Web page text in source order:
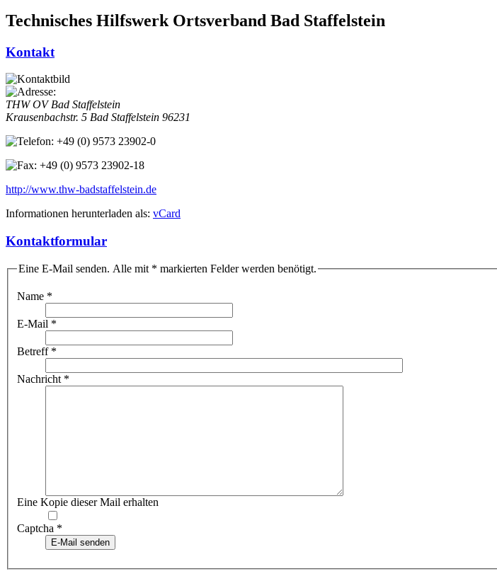
Technisches Hilfswerk Ortsverband Bad Staffelstein
Kontakt
THW OV Bad Staffelstein
Krausenbachstr. 5 Bad Staffelstein 96231
+49 (0) 9573 23902-0
+49 (0) 9573 23902-18
http://www.thw-badstaffelstein.de
Informationen herunterladen als: vCard
Kontaktformular
Eine E-Mail senden. Alle mit * markierten Felder werden benötigt.
Name *
E-Mail *
Betreff*
Nachricht*
Eine Kopie dieser Mail erhalten
Captcha *
E-Mail senden